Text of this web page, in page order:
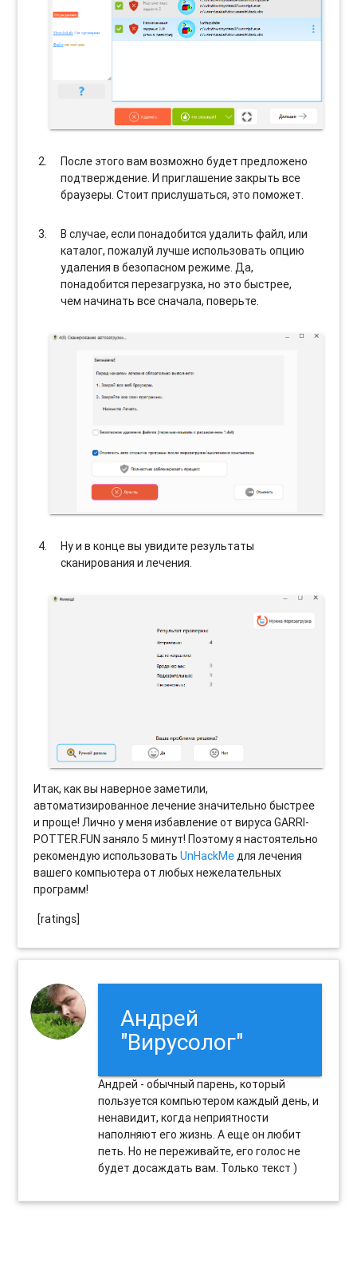
После этого вам возможно будет предложено
подтверждение. И приглашение закрыть все
браузеры. Стоит прислушаться, это поможет.
В случае, если понадобится удалить файл, или
каталог, пожалуй лучше использовать опцию
удаления в безопасном режиме. Да,
понадобится перезагрузка, но это быстрее,
чем начинать все сначала, поверьте.
Ну и в конце вы увидите результаты
сканирования и лечения.
Итак, как вы наверное заметили,
автоматизированное лечение значительно быстрее
и проще! Лично у меня избавление от вируса GARRI-
POTTER.FUN заняло 5 минут! Поэтому я настоятельно
рекомендую использоватьUnHackMeдля лечения
вашего компьютера от любых нежелательных
программ!
[ratings]
Андрей
"Вирусолог"
Андрей - обычный парень, который
пользуется компьютером каждый день, и
ненавидит, когда неприятности
наполняют его жизнь. А еще он любит
петь. Но не переживайте, его голос не
будет досаждать вам. Только текст )